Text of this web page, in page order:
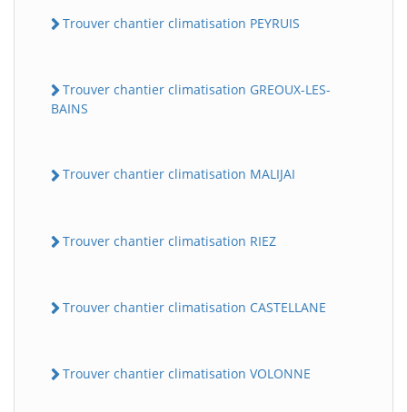
Trouver chantier climatisation PEYRUIS
Trouver chantier climatisation GREOUX-LES-
BAINS
Trouver chantier climatisation MALIJAI
Trouver chantier climatisation RIEZ
Trouver chantier climatisation CASTELLANE
Trouver chantier climatisation VOLONNE